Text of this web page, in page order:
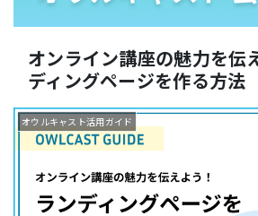
オンライン講座の魅力を伝
ディングページを作る方法
オウルキャスト活用ガイド